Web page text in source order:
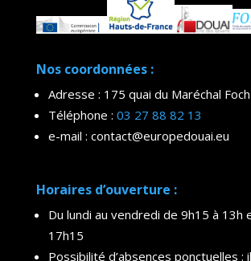
Nos coordonnées :
Adresse : 175 quai du Maréchal
Téléphone : 03 27 88 82 13
e-mail : contact@europedouai.eu
Horaires d’ouverture :
Du lundi au vendredi de 9h15 à 13h
17h15
Possibilité d’absences ponctuelles :